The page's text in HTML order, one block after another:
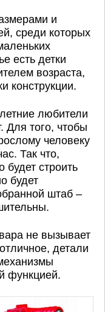
и
среди которых
есть детки
возраста,
конструкции.
любители
Для того, чтобы
человеку
Так что,
будет строить
будет
штаб –
не вызывает
детали
функцией.